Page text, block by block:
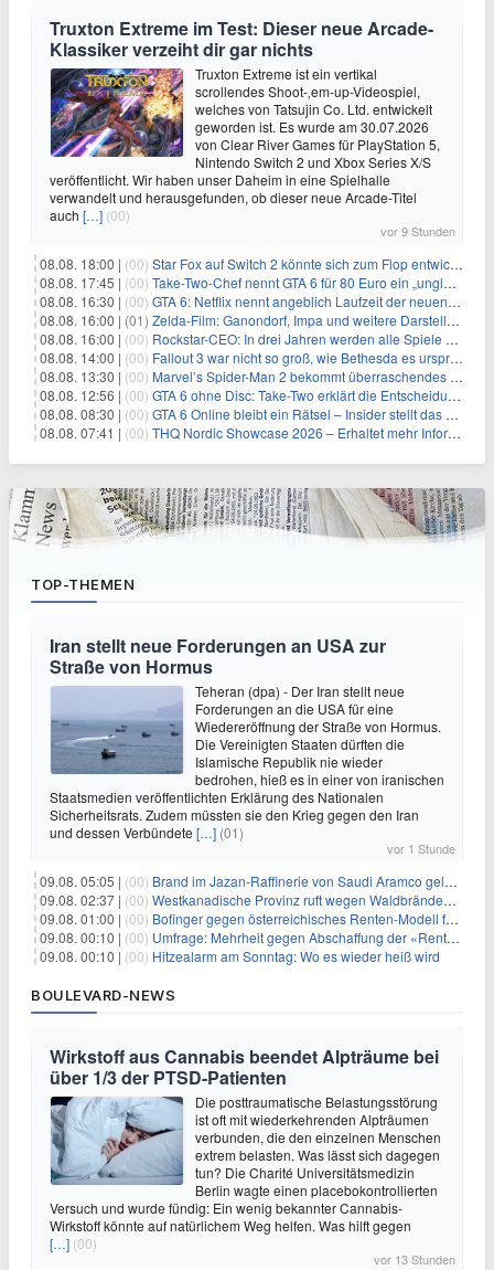
Truxton Extreme im Test: Dieser neue Arcade-
Klassiker verzeiht dir gar nichts
Truxton Extreme ist ein vertikal
scrollendes Shoot-‚em-up-Videospiel,
welches von Tatsujin Co. Ltd. entwickelt
geworden ist. Es wurde am 30.07.2026
von Clear River Games für PlayStation 5,
Nintendo Switch 2 und Xbox Series X/S
veröffentlicht. Wir haben unser Daheim in eine Spielhalle
verwandelt und herausgefunden, ob dieser neue Arcade-Titel
auch […] (00)
vor 9 Stunden
08.08. 18:00 | (00) Star Fox auf Switch 2 könnte sich zum Flop entwickeln
08.08. 17:45 | (00) Take-Two-Chef nennt GTA 6 für 80 Euro ein „unglaubliches Schnäppchen“
08.08. 16:30 | (00) GTA 6: Netflix nennt angeblich Laufzeit der neuen Gameplay-Präsentation
08.08. 16:00 | (01) Zelda-Film: Ganondorf, Impa und weitere Darsteller sollen feststehen
08.08. 16:00 | (00) Rockstar-CEO: In drei Jahren werden alle Spiele gestreamt
08.08. 14:00 | (00) Fallout 3 war nicht so groß, wie Bethesda es ursprünglich wollte
08.08. 13:30 | (00) Marvel’s Spider-Man 2 bekommt überraschendes PS5-Update mit gewünschter Komfortfunktion
08.08. 12:56 | (00) GTA 6 ohne Disc: Take-Two erklärt die Entscheidung für Download-Codes
08.08. 08:30 | (00) GTA 6 Online bleibt ein Rätsel – Insider stellt das neue Gerücht klar
08.08. 07:41 | (00) THQ Nordic Showcase 2026 – Erhaltet mehr Informationen
TOP-THEMEN
Iran stellt neue Forderungen an USA zur
Straße von Hormus
Teheran (dpa) - Der Iran stellt neue
Forderungen an die USA für eine
Wiedereröffnung der Straße von Hormus.
Die Vereinigten Staaten dürften die
Islamische Republik nie wieder
bedrohen, hieß es in einer von iranischen
Staatsmedien veröffentlichten Erklärung des Nationalen
Sicherheitsrats. Zudem müssten sie den Krieg gegen den Iran
und dessen Verbündete […] (01)
vor 1 Stunde
09.08. 05:05 | (00) Brand im Jazan-Raffinerie von Saudi Aramco gelöscht: Auswirkungen auf die Energiemärkte
09.08. 02:37 | (00) Westkanadische Provinz ruft wegen Waldbränden Notstand aus
09.08. 01:00 | (00) Bofinger gegen österreichisches Renten-Modell für Schwerarbeiter
09.08. 00:10 | (00) Umfrage: Mehrheit gegen Abschaffung der «Rente mit 63»
09.08. 00:10 | (00) Hitzealarm am Sonntag: Wo es wieder heiß wird
BOULEVARD-NEWS
Wirkstoff aus Cannabis beendet Alpträume bei
über 1/3 der PTSD-Patienten
Die posttraumatische Belastungsstörung
ist oft mit wiederkehrenden Alpträumen
verbunden, die den einzelnen Menschen
extrem belasten. Was lässt sich dagegen
tun? Die Charité Universitätsmedizin
Berlin wagte einen placebokontrollierten
Versuch und wurde fündig: Ein wenig bekannter Cannabis-
Wirkstoff könnte auf natürlichem Weg helfen. Was hilft gegen
[…] (00)
vor 13 Stunden